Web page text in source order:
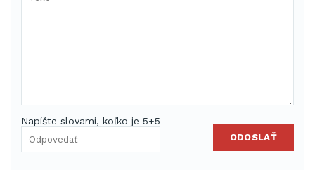
Napíšte slovami, koľko je 5+5
ODOSLAŤ